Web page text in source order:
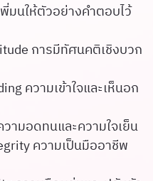
มนให้ตัวอย่างคำตอบไว้
การมีทัศนคติเชิงบวก
ความเข้าใจและเห็นอก
ามอดทนและความใจเย็น
ความเป็นมืออาชีพ